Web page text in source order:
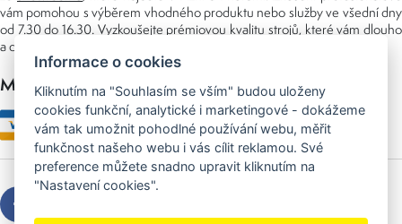
vám pomohou s výběrem vhodného produktu nebo služby ve všední dny
od 7.30 do 16.30. Vyzkoušejte prémiovou kvalitu strojů, které vám dlouho
a dobře poslouží nejen doma, ale i v zaměstnání.
Možnosti platby
Informace o cookies
Kliknutím na "Souhlasím se vším" budou uloženy
cookies funkční, analytické i marketingové - dokážeme
vám tak umožnit pohodlné používání webu, měřit
funkčnost našeho webu i vás cílit reklamou. Své
preference můžete snadno upravit kliknutím na
"Nastavení cookies".